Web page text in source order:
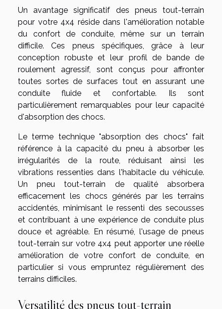
Un avantage significatif des pneus tout-terrain
pour votre 4x4 réside dans l'amélioration notable
du confort de conduite, même sur un terrain
difficile. Ces pneus spécifiques, grâce à leur
conception robuste et leur profil de bande de
roulement agressif, sont conçus pour affronter
toutes sortes de surfaces tout en assurant une
conduite fluide et confortable. Ils sont
particulièrement remarquables pour leur capacité
d'absorption des chocs.
Le terme technique "absorption des chocs" fait
référence à la capacité du pneu à absorber les
irrégularités de la route, réduisant ainsi les
vibrations ressenties dans l'habitacle du véhicule.
Un pneu tout-terrain de qualité absorbera
efficacement les chocs générés par les terrains
accidentés, minimisant le ressenti des secousses
et contribuant à une expérience de conduite plus
douce et agréable. En résumé, l'usage de pneus
tout-terrain sur votre 4x4 peut apporter une réelle
amélioration de votre confort de conduite, en
particulier si vous empruntez régulièrement des
terrains difficiles.
Versatilité des pneus tout-terrain